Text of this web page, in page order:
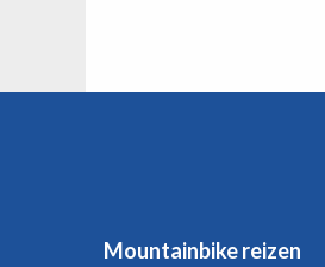
Mountainbike reizen